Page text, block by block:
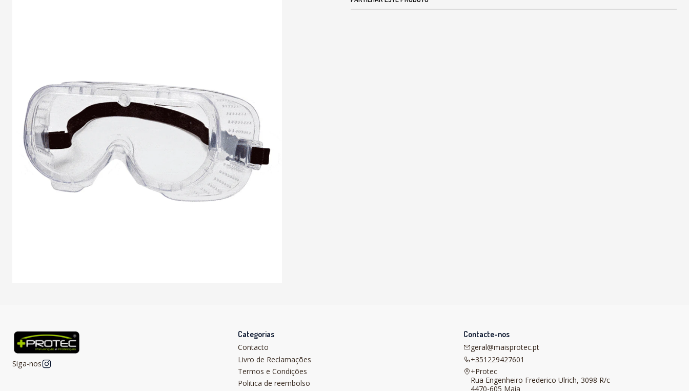
Siga-nos
Categorias
Contacto
Livro de Reclamações
Termos e Condições
Politica de reembolso
Contacte-nos
geral@maisprotec.pt
+351229427601
+Protec
Rua Engenheiro Frederico Ulrich, 3098 R/c
4470-605 Maia